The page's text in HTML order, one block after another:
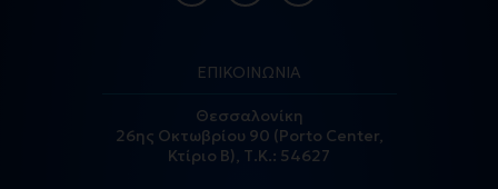
ΕΠΙΚΟΙΝΩΝΙΑ
Θεσσαλονίκη
26ης Οκτωβρίου 90 (Porto Center,
Κτίριο Β), Τ.Κ.: 54627